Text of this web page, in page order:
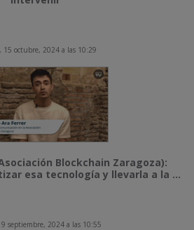
15 octubre, 2024 a las 10:29
Blockchain Zaragoza):
esa tecnología y llevarla a la ...
septiembre, 2024 a las 10:55